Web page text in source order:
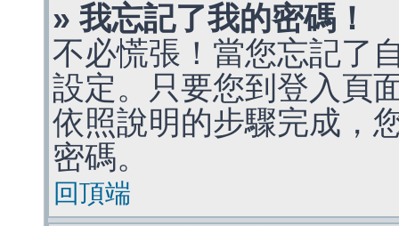
» 我忘記了我的密碼！
不必慌張！當您忘記了
設定。只要您到登入頁
依照說明的步驟完成，
密碼。
回頂端